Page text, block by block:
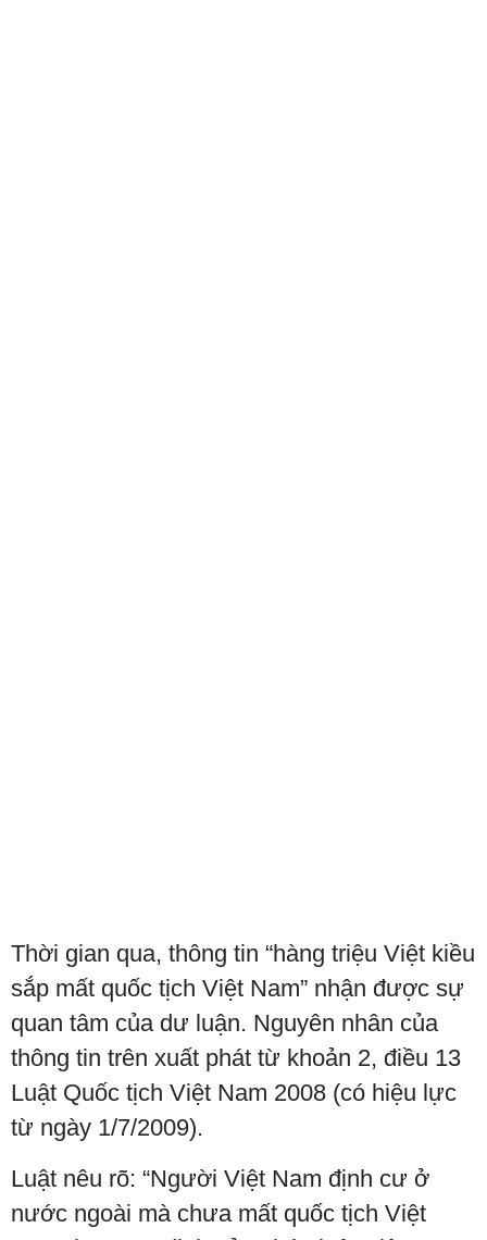
Thời gian qua, thông tin “hàng triệu Việt kiều
sắp mất quốc tịch Việt Nam” nhận được sự
quan tâm của dư luận. Nguyên nhân của
thông tin trên xuất phát từ khoản 2, điều 13
Luật Quốc tịch Việt Nam 2008 (có hiệu lực
từ ngày 1/7/2009).
Luật nêu rõ: “Người Việt Nam định cư ở
nước ngoài mà chưa mất quốc tịch Việt